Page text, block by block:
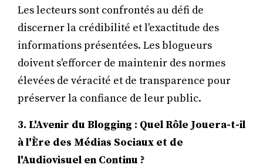
Les lecteurs sont confrontés au défi de
discerner la crédibilité et l'exactitude des
informations présentées. Les blogueurs
doivent s'efforcer de maintenir des normes
élevées de véracité et de transparence pour
préserver la confiance de leur public.
3. L'Avenir du Blogging : Quel Rôle Jouera-t-il
à l'Ère des Médias Sociaux et de
l'Audiovisuel en Continu ?